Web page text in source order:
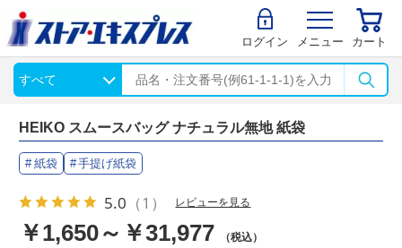
ログイン メニュー カート
HEIKO スムースバッグ ナチュラル無地 紙袋
紙袋 手提げ紙袋
5.0 （1） レビューを見る
￥1,650～￥31,977 （税込）